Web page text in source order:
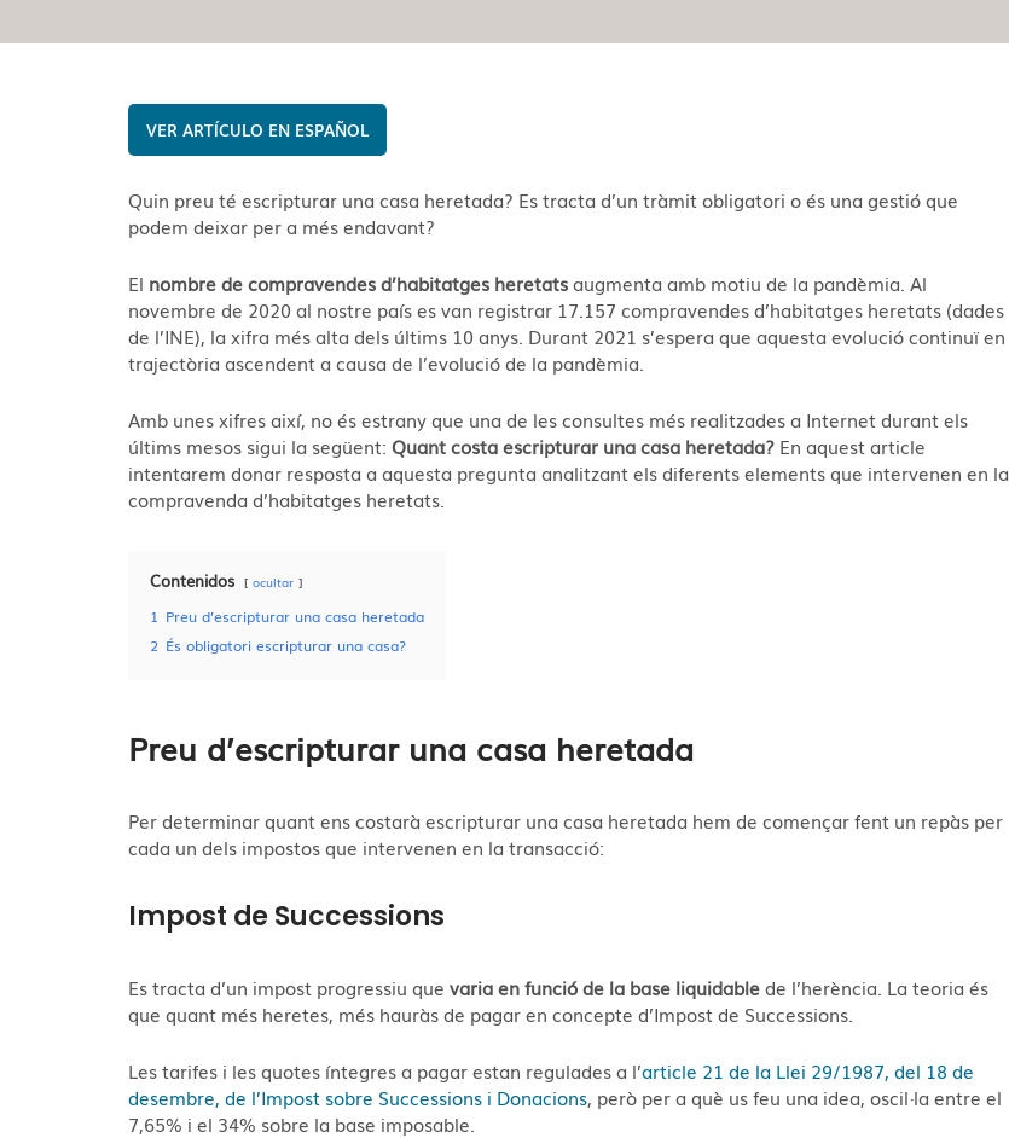
ESPAÑOL
Quin preu té escripturar una casa heretada? Es tracta d’un tràmit obligatori o és una gestió que
podem deixar per a més endavant?
El nombre de compravendes d’habitatges heretatsaugmenta amb motiu de la pandèmia. Al
novembre de 2020 al nostre país es van registrar 17.157 compravendes d’habitatges heretats (dades
de l’INE), la xifra més alta dels últims 10 anys. Durant 2021 s’espera que aquesta evolució continuï en
trajectòria ascendent a causa de l’evolució de la pandèmia.
Amb unes xifres així, no és estrany que una de les consultes més realitzades a Internet durant els
últims mesos sigui la següent:Quant costa escripturar una casa heretada? En aquest article
intentarem donar resposta a aquesta pregunta analitzant els diferents elements que intervenen en la
compravenda d’habitatges heretats.
Contenidos ocultar
1 Preu d’escripturar una casa heretada
2 És obligatori escripturar una casa?
Preu d’escripturar una casa heretada
Per determinar quant ens costarà escripturar una casa heretada hem de començar fent un repàs per
cada un dels impostos que intervenen en la transacció:
Impost de Successions
Es tracta d’un impost progressiu quevaria en funció de la base liquidablede l’herència. La teoria és
que quant més heretes, més hauràs de pagar en concepte d’Impost de Successions.
Les tarifes i les quotes íntegres a pagar estan regulades a l’article 21 de la Llei 29/1987, del 18 de
desembre, de l’Impost sobre Successions i Donacions, però per a què us feu una idea, oscil·la entre el
7,65% i el 34% sobre la base imposable.